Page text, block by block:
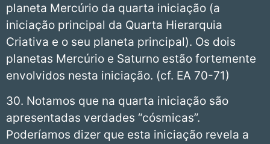
planeta Mercúrio da quarta iniciação (a
iniciação principal da Quarta Hierarquia
Criativa e o seu planeta principal). Os dois
planetas Mercúrio e Saturno estão fortemente
envolvidos nesta iniciação. (cf. EA 70-71)
30. Notamos que na quarta iniciação são
apresentadas verdades “cósmicas”.
Poderíamos dizer que esta iniciação revela a